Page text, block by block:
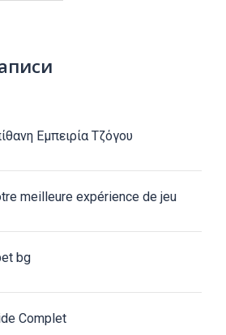
Εμπειρία Τζόγου
meilleure expérience de jeu
bg
Complet